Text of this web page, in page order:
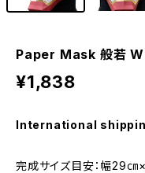
Paper Mask 般若
¥1,838
International
完成サイズ目安：幅29